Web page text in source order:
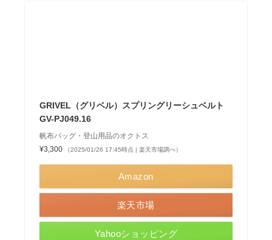
GRIVEL（グリベル）スプリングリーシュベルト
GV-PJ049.16
帆布バッグ・登山用品のオクトス
¥3,300
（2025/01/26 17:45時点 | 楽天市場調べ）
Amazon
楽天市場
Yahooショッピング